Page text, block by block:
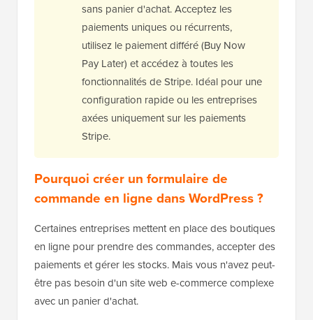
sans panier d'achat. Acceptez les
paiements uniques ou récurrents,
utilisez le paiement différé (Buy Now
Pay Later) et accédez à toutes les
fonctionnalités de Stripe. Idéal pour une
configuration rapide ou les entreprises
axées uniquement sur les paiements
Stripe.
Pourquoi créer un formulaire de
commande en ligne dans WordPress ?
Certaines entreprises mettent en place des boutiques
en ligne pour prendre des commandes, accepter des
paiements et gérer les stocks. Mais vous n'avez peut-
être pas besoin d'un site web e-commerce complexe
avec un panier d'achat.